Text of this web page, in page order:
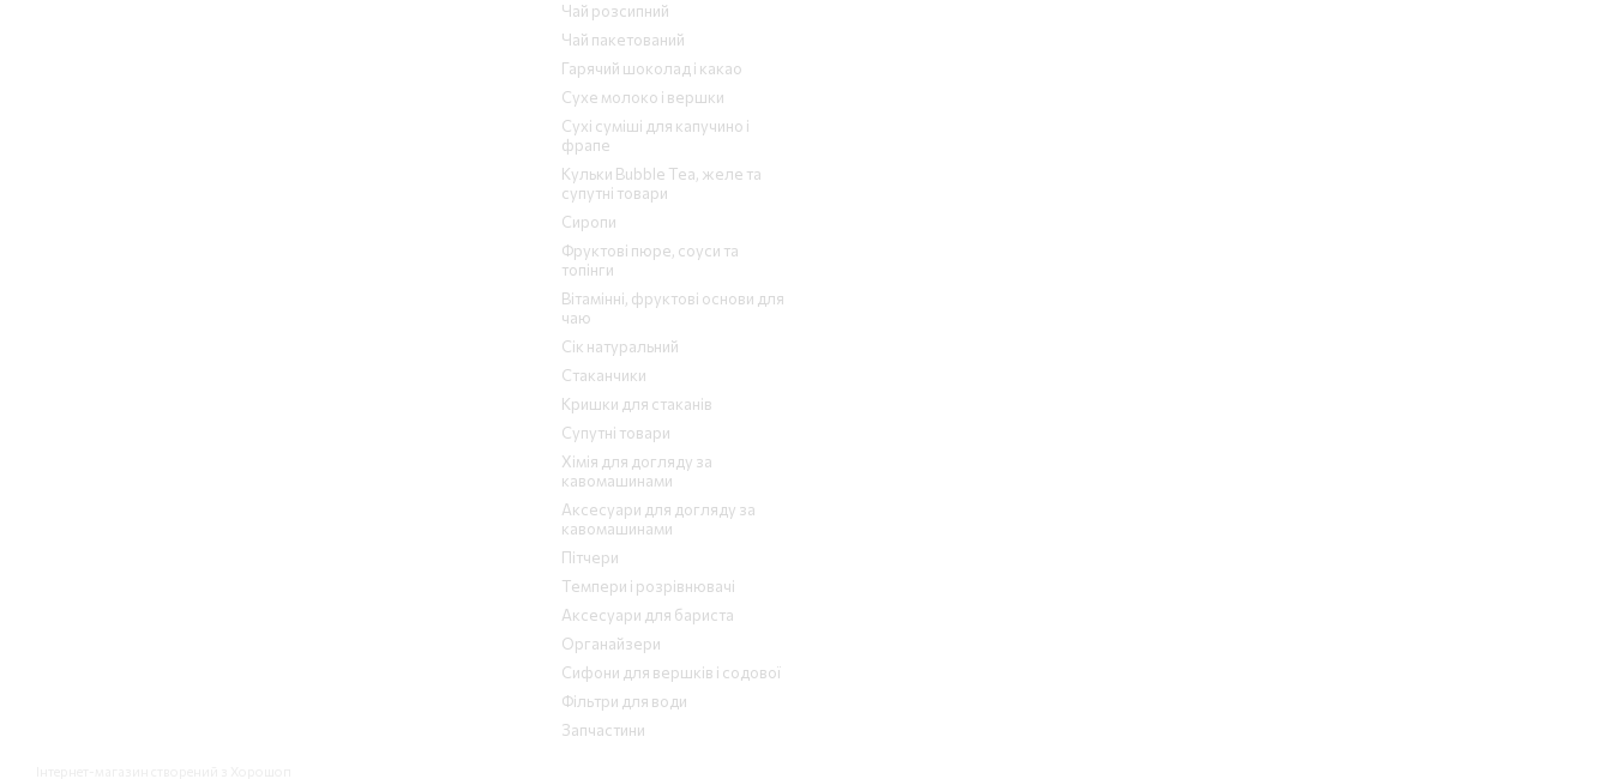
Чай розсипний
Чай пакетований
Гарячий шоколад і какао
Сухе молоко і вершки
Сухі суміші для капучино і
фрапе
Кульки Bubble Tea, желе та
супутні товари
Сиропи
Фруктові пюре, соуси та
топінги
Вітамінні, фруктові основи для
чаю
Сік натуральний
Стаканчики
Кришки для стаканів
Супутні товари
Хімія для догляду за
кавомашинами
Аксесуари для догляду за
кавомашинами
Пітчери
Темпери і розрівнювачі
Аксесуари для бариста
Органайзери
Сифони для вершків і содової
Фільтри для води
Запчастини